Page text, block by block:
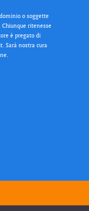
o soggette
ritenesse
è pregato di
Sarà nostra cura